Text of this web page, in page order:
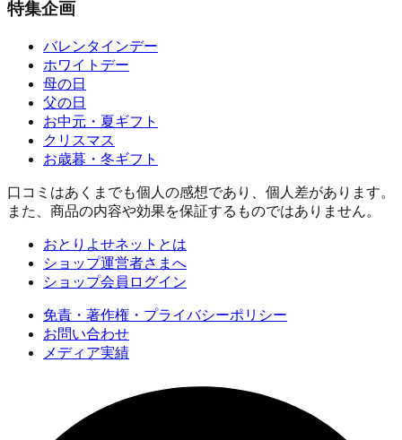
特集企画
バレンタインデー
ホワイトデー
母の日
父の日
お中元・夏ギフト
クリスマス
お歳暮・冬ギフト
口コミはあくまでも個人の感想であり、個人差があります。
また、商品の内容や効果を保証するものではありません。
おとりよせネットとは
ショップ運営者さまへ
ショップ会員ログイン
免責・著作権・プライバシーポリシー
お問い合わせ
メディア実績